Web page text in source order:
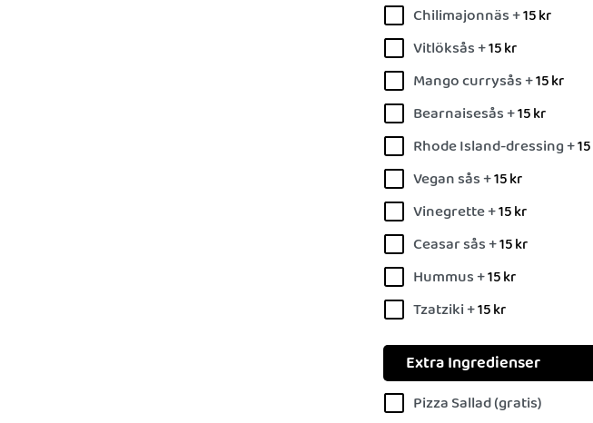
Chilimajonnäs +15kr
Vitlöksås +15kr
Mango currysås +15kr
Bearnaisesås +15kr
Rhode Island-dressing +15
Vegan sås +15kr
Vinegrette +15kr
Ceasar sås +15kr
Hummus +15kr
Tzatziki +15kr
Extra Ingredienser
Pizza Sallad (gratis)